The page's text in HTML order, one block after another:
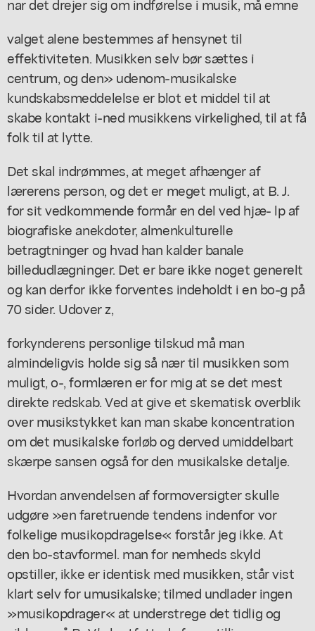
valget alene bestemmes af hensynet til
effektiviteten. Musikken selv bør sættes i
centrum, og den» udenom-musikalske
kundskabsmeddelelse er blot et middel til at
skabe kontakt i-ned musikkens virkelighed, til at få
folk til at lytte.
Det skal indrømmes, at meget afhænger af
lærerens person, og det er meget muligt, at B. J.
for sit vedkommende formår en del ved hjæ- lp af
biografiske anekdoter, almenkulturelle
betragtninger og hvad han kalder banale
billedudlægninger. Det er bare ikke noget generelt
og kan derfor ikke forventes indeholdt i en bo-g på
70 sider. Udover z,
forkynderens personlige tilskud må man
almindeligvis holde sig så nær til musikken som
muligt, o-, formlæren er for mig at se det mest
direkte redskab. Ved at give et skematisk overblik
over musikstykket kan man skabe koncentration
om det musikalske forløb og derved umiddelbart
skærpe sansen også for den musikalske detalje.
Hvordan anvendelsen af formoversigter skulle
udgøre »en faretruende tendens indenfor vor
folkelige musikopdragelse« forstår jeg ikke. At
den bo-stavformel. man for nemheds skyld
opstiller, ikke er identisk med musikken, står vist
klart selv for umusikalske; tilmed undlader ingen
»musikopdrager« at understrege det tidlig og